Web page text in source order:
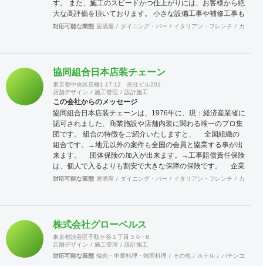
す。 また、施工のスピードかつ仕上がりには、お客様から絶
大な高評価を頂いております。 小さな設備工事や補修工事も
迅速にご対応致しますので、困った事が有ったら先ずは当社
対応可能な業態 居酒屋 ダイニング・バー イタリアン・フレンチ カフェ
協同組合日本店装チェーン
東京都中央区京橋1-17-12 吉住ビル201
店舗デザイン
施工管理 設計施工
この会社からのメッセージ
協同組合日本店装チェーンは、1976年に、現：経済産業省に
認可されました、商業施設や店舗内装に関わる唯一のプロ集
団です。 組合の特徴をご紹介いたしますと、 全国組織の
組合です。→地元以外の案件も全国の会員と協業する事が出
来ます。 団体保険の加入が出来ます。→工事賠償責任保険
は、個人で入るよりも割安で大きな保障の保険です。 企業
訪問活動（クリニック）→会員企業を訪問し、その強みや仕
より新規開拓の期待が持てます。 これらのことは、全国に点
在する会員が組織的に活動しているからこそ可能となること
で、会員企業が増えれば、尚更の事です。 景気に左右されが
ちな建設業界に於いて、勝ち残るためには、会員同士の情報
交換を行いながら、組織的に活動を行う事が重要です。 ネッ
トでなんでも情報が集まる時代の中、実際に顔を合わせ、意
対応可能な業態 居酒屋 ダイニング・バー イタリアン・フレンチ カフェ
株式会社グローベルス
東京都渋谷区千駄ケ谷１丁目３０−８
店舗デザイン
施工管理
設計施工
対応可能な業態 焼肉・中華料理・韓国料理 その他 ホテル パチンコ